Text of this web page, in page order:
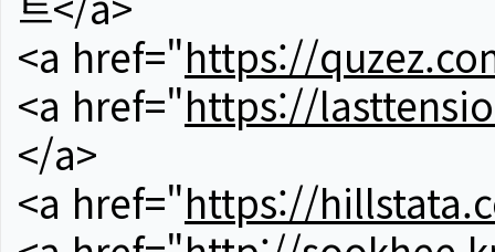
<a href="https://
<a href="https://
</a>
<a href="https://